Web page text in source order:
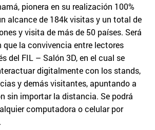
pionera en su realización 100%
alcance de 184k visitas y un total de
y visita de más de 50 países. Será
que la convivencia entre lectores
del FIL – Salón 3D, en el cual se
digitalmente con los stands,
y demás visitantes, apuntando a
sin importar la distancia. Se podrá
computadora o celular por